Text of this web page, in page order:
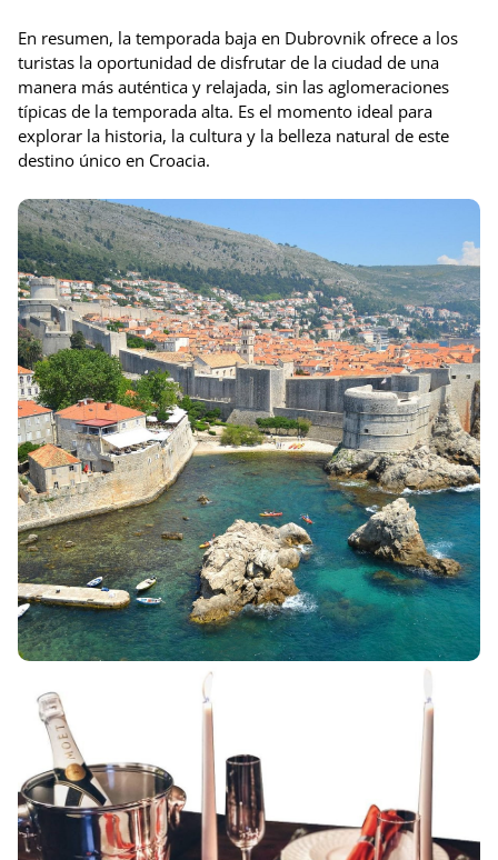
En resumen, la temporada baja en Dubrovnik ofrece a los
turistas la oportunidad de disfrutar de la ciudad de una
manera más auténtica y relajada, sin las aglomeraciones
típicas de la temporada alta. Es el momento ideal para
explorar la historia, la cultura y la belleza natural de este
destino único en Croacia.